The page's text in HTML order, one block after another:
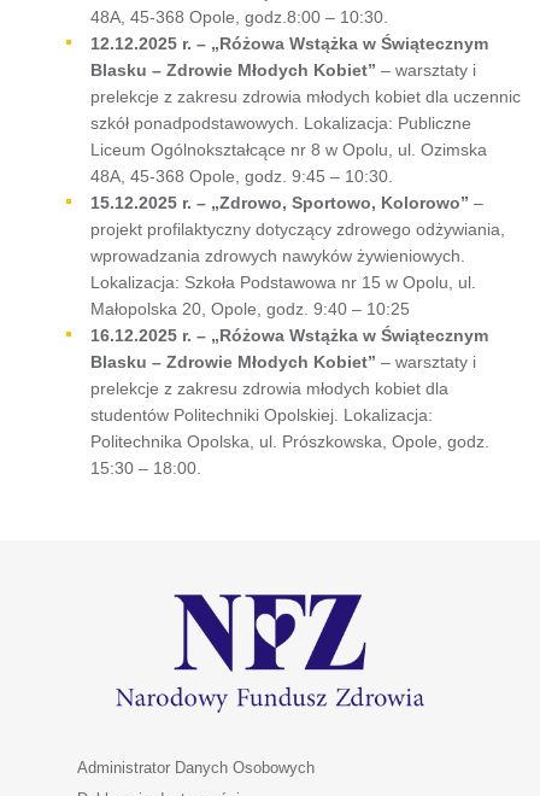
48A, 45-368 Opole, godz.8:00 – 10:30.
12.12.2025 r. – „Różowa Wstążka w Świątecznym
Blasku – Zdrowie Młodych Kobiet” – warsztaty i
prelekcje z zakresu zdrowia młodych kobiet dla uczennic
szkół ponadpodstawowych. Lokalizacja: Publiczne
Liceum Ogólnokształcące nr 8 w Opolu, ul. Ozimska
48A, 45-368 Opole, godz. 9:45 – 10:30.
15.12.2025 r. – „Zdrowo, Sportowo, Kolorowo” –
projekt profilaktyczny dotyczący zdrowego odżywiania,
wprowadzania zdrowych nawyków żywieniowych.
Lokalizacja: Szkoła Podstawowa nr 15 w Opolu, ul.
Małopolska 20, Opole, godz. 9:40 – 10:25
16.12.2025 r. – „Różowa Wstążka w Świątecznym
Blasku – Zdrowie Młodych Kobiet” – warsztaty i
prelekcje z zakresu zdrowia młodych kobiet dla
studentów Politechniki Opolskiej. Lokalizacja:
Politechnika Opolska, ul. Prószkowska, Opole, godz.
15:30 – 18:00.
Administrator Danych Osobowych